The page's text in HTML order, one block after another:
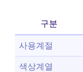
구분
사용계절
색상계열